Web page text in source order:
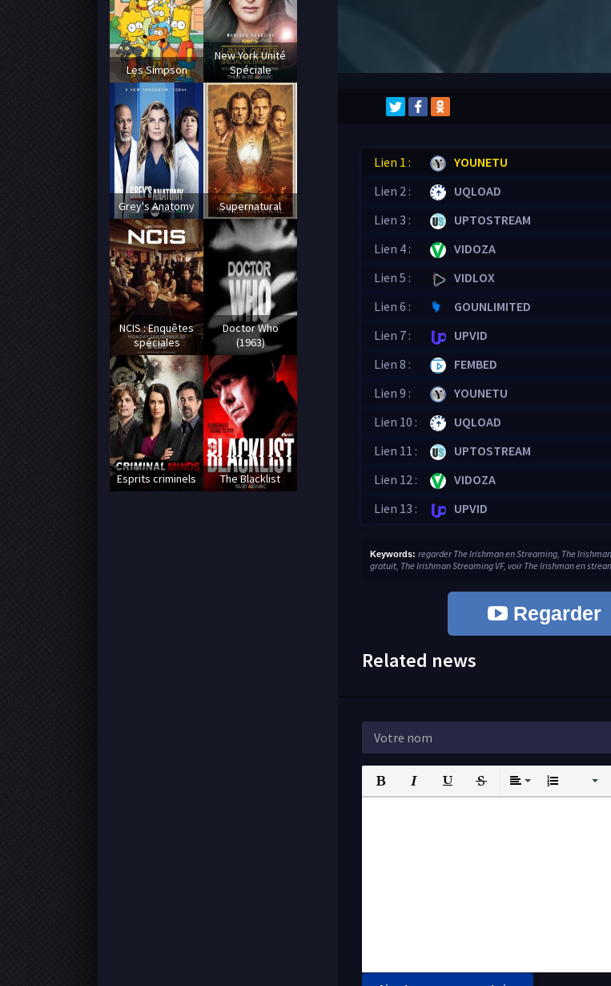
Lien 1 : YOUNETU
Lien 2 :
UQLOAD
Lien 3 :
UPTOSTREAM
Lien 4 :
VIDOZA
Lien 5 :
VIDLOX
Lien 6 :
GOUNLIMITED
Lien 7 :
UPVID
Lien 8 :
FEMBED
Lien 9 :
YOUNETU
Lien 10 :
UQLOAD
Lien 11 :
UPTOSTREAM
Lien 12 :
VIDOZA
Lien 13 :
UPVID
Keywords: regarder The Irishman en Streaming, The
gratuit, The Irishman Streaming VF, voir The Irishman en
Regarder
Related news
Bold Italic UnderlineStrikethrough
AlignOrdered List
Les Simpson
New York Unité
Spéciale
Grey's Anatomy Supernatural
NCIS : Enquêtes
spéciales
Doctor Who
(1963)
Esprits criminels The Blacklist